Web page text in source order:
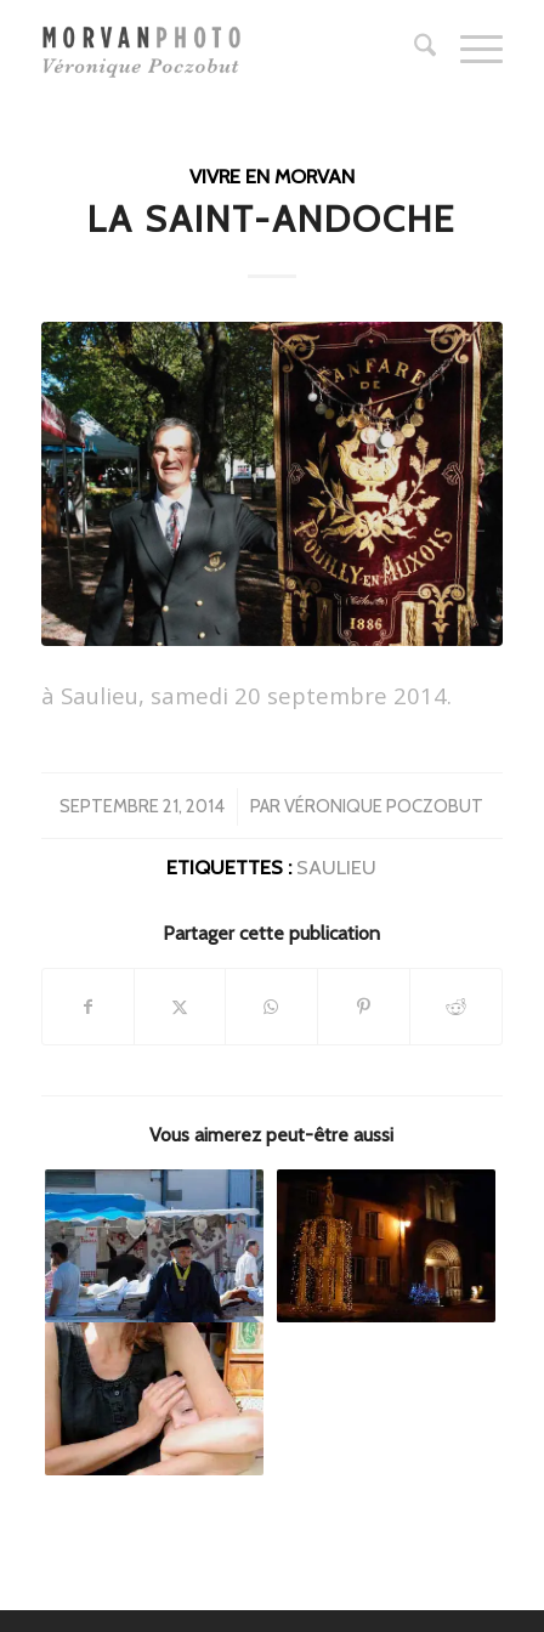
VIVRE EN MORVAN
LA SAINT-ANDOCHE
à Saulieu, samedi 20 septembre 2014.
SEPTEMBRE 21, 2014
/ PARVÉRONIQUE POCZOBUT
ETIQUETTES : SAULIEU
Partager cette publication
Vous aimerez peut-être aussi